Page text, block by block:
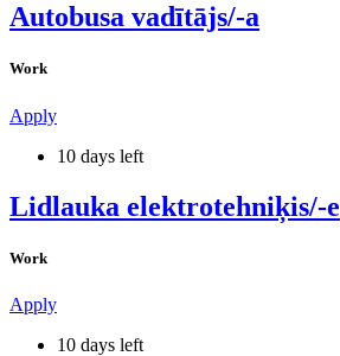
Autobusa vadītājs/-a
Work
Apply
10 days left
Lidlauka elektrotehniķis/-e
Work
Apply
10 days left